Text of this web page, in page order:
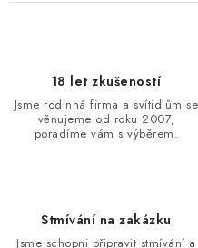
18 let zkušeností
Jsme rodinná firma a svítidlům se
věnujeme od roku 2007,
poradíme vám s výběrem.
Stmívání na zakázku
Jsme schopni připravit stmívání a